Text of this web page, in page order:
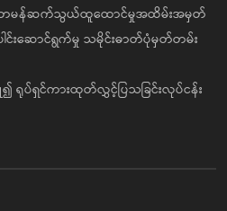
သံတမန်ဆက်သွယ်ထူထောင်မှုအထိမ်းအမှတ်
ေါင်းဆောင်ရွက်မှု သမိုင်းဓာတ်ပုံမှတ်တမ်း
ရှင်ကားထုတ်လွှင့်ပြသခြင်းလုပ်ငန်း